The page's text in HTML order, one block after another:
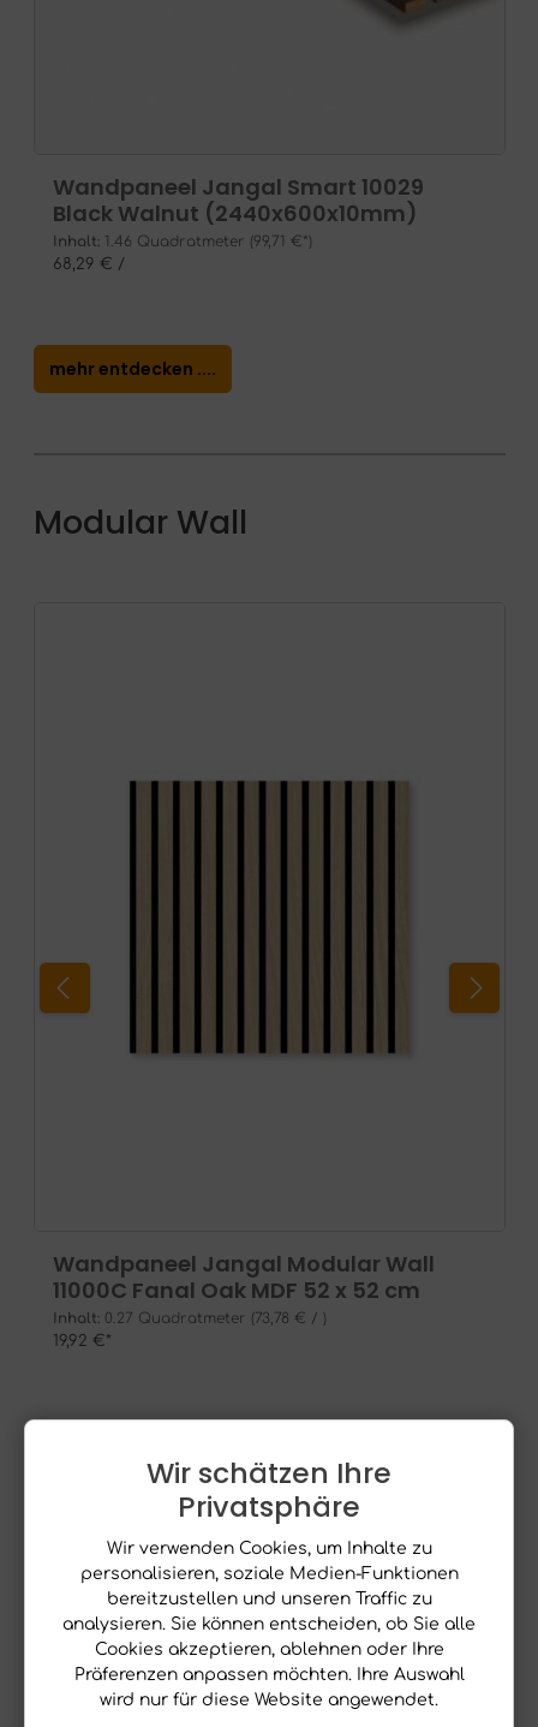
Wandpaneel Jangal Smart 10029
Black Walnut (2440x600x10mm)
Inhalt: 1.46 Quadratmeter (99,71 €*)
68,29 € /
mehr entdecken ....
Modular Wall
Wandpaneel Jangal Modular Wall
11000C Fanal Oak MDF 52 x 52 cm
Inhalt: 0.27 Quadratmeter (73,78 € / )
19,92 €*
Real Stone
Wir schätzen Ihre
Privatsphäre
Wir verwenden Cookies, um Inhalte zu
personalisieren, soziale Medien-Funktionen
bereitzustellen und unseren Traffic zu
analysieren. Sie können entscheiden, ob Sie alle
Cookies akzeptieren, ablehnen oder Ihre
Präferenzen anpassen möchten. Ihre Auswahl
wird nur für diese Website angewendet.